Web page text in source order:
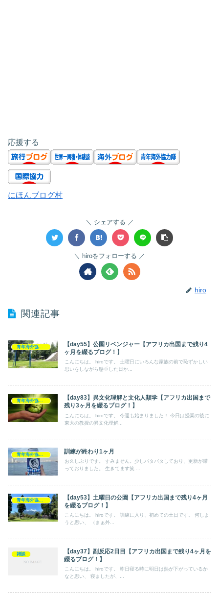
応援する
にほんブログ村
シェアする
hiroをフォローする
hiro
関連記事
【day55】公園リベンジャー【アフリカ出国まで残り4
ヶ月を綴るブログ！】
こんにちは。 hiroです。 土曜日にいろんな家族の前で恥ずかしい
思いをしながら懸垂した日か...
【day83】異文化理解と文化人類学【アフリカ出国まで
残り3ヶ月を綴るブログ！】
こんにちは。 hiroです。 今週も始まりました！ 今日は授業の後に
東大の教授の異文化理解...
訓練が終わり1ヶ月
お久しぶりです。 すみません。少しバタバタしており、更新が滞
っておりました。 生きてます笑 ...
青年海外協力隊
【day53】土曜日の公園【アフリカ出国まで残り4ヶ月
を綴るブログ！】
こんにちは。 hiroです。 訓練に入り、初めての土日です。 何しよ
うと思い、 （まぁ外...
雑談
【day37】副反応2日目【アフリカ出国まで残り4ヶ月を
綴るブログ！】
こんにちは。 hiroです。 昨日寝る時に明日は熱が下がっているか
なと思い、 寝ましたが、...